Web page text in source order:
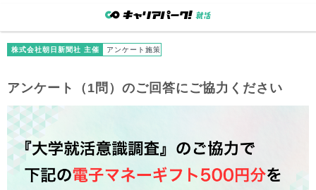
株式会社朝日新聞社 主催 アンケート施策
アンケート（1問）のご回答にご協力ください